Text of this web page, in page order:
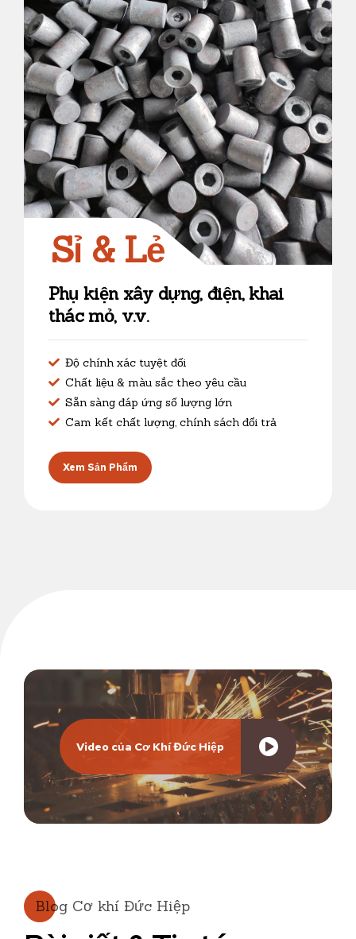
Sỉ & Lẻ
Phụ kiện xây dựng, điện, khai
thác mỏ, v.v.
Độ chính xác tuyệt đối
Chất liệu & màu sắc theo yêu cầu
Sẵn sàng đáp ứng số lượng lớn
Cam kết chất lượng, chính sách đổi trả
Xem Sản Phẩm
Video của Cơ Khí Đức Hiệp
Blog Cơ khí Đức Hiệp